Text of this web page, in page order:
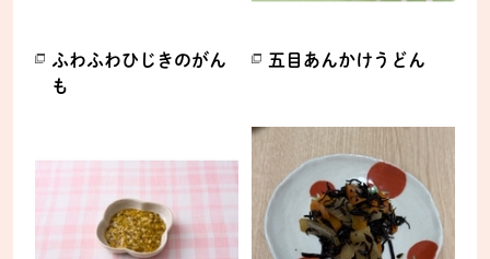
ふわふわひじきのがん
も
五目あんかけうどん